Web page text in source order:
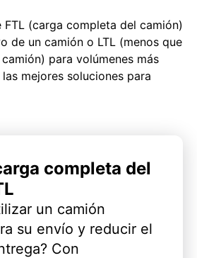
FTL (carga completa del camión)
de un camión o LTL (menos que
para volúmenes más
mejores soluciones para
completa del
un camión
su envío y reducir el
Con